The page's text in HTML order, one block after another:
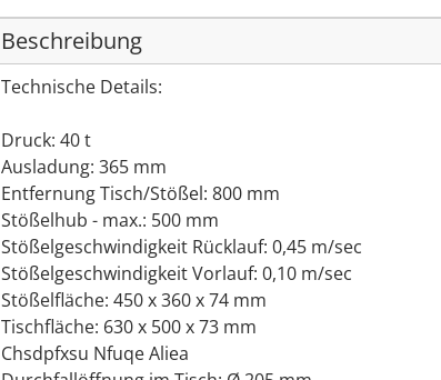
Beschreibung
Technische Details:
Druck: 40 t
Ausladung: 365 mm
Entfernung Tisch/Stößel: 800 mm
Stößelhub - max.: 500 mm
Stößelgeschwindigkeit Rücklauf: 0,45 m/sec
Stößelgeschwindigkeit Vorlauf: 0,10 m/sec
Stößelfläche: 450 x 360 x 74 mm
Tischfläche: 630 x 500 x 73 mm
Chsdpfxsu Nfuqe Aliea